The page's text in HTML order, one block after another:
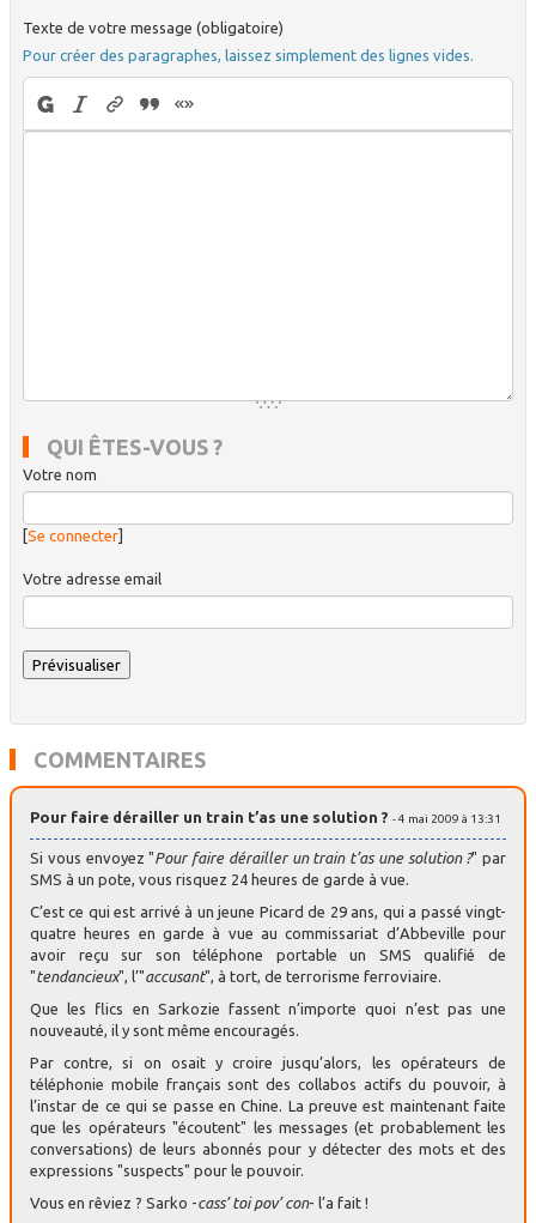
Texte de votre message (obligatoire)
Pour créer des paragraphes, laissez simplement des lignes vides.
QUI ÊTES-VOUS ?
Votre nom
Se connecter]
Votre adresse email
COMMENTAIRES
Pour faire dérailler un train t’as une solution ? - 4 mai 2009 à 13:31
Si vous envoyez "Pour faire dérailler un train t’as une solution ?" par
SMS à un pote, vous risquez 24 heures de garde à vue.
C’est ce qui est arrivé à un jeune Picard de 29 ans, qui a passé vingt-
quatre heures en garde à vue au commissariat d’Abbeville pour
avoir reçu sur son téléphone portable un SMS qualifié de
"tendancieux", l’"accusant", à tort, de terrorisme ferroviaire.
Que les flics en Sarkozie fassent n’importe quoi n’est pas une
nouveauté, il y sont même encouragés.
Par contre, si on osait y croire jusqu’alors, les opérateurs de
téléphonie mobile français sont des collabos actifs du pouvoir, à
l’instar de ce qui se passe en Chine. La preuve est maintenant faite
que les opérateurs "écoutent" les messages (et probablement les
conversations) de leurs abonnés pour y détecter des mots et des
expressions "suspects" pour le pouvoir.
Vous en rêviez ? Sarko -cass’ toi pov’ con- l’a fait !